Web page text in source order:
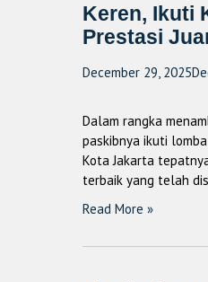
Keren, Ikuti
Prestasi
December 29, 2025
Dalam rangka
paskibnya ikuti
Kota Jakarta
terbaik yang telah
Read More »